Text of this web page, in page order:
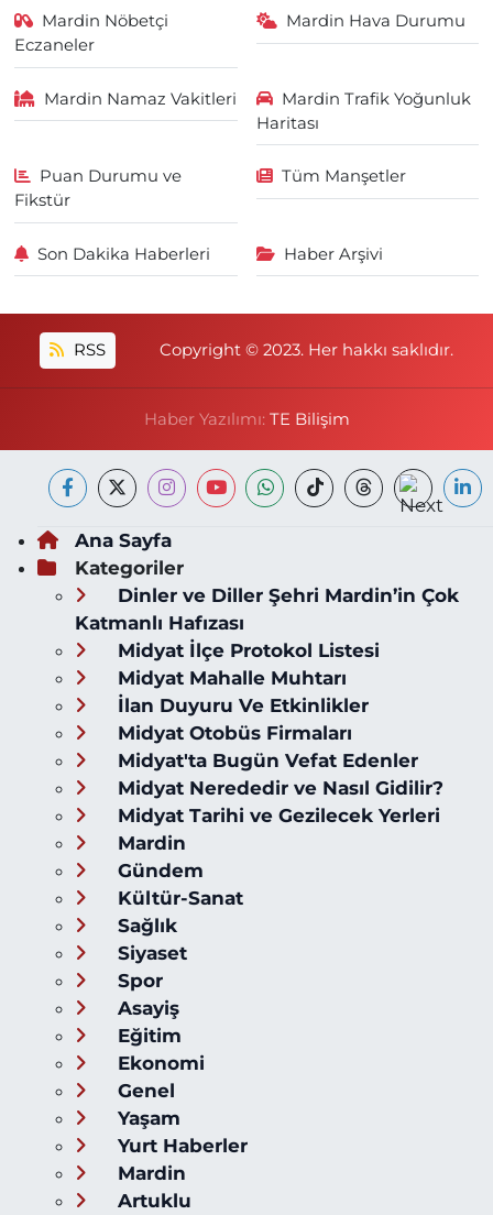
Mardin Nöbetçi
Eczaneler
Mardin Hava Durumu
Mardin Namaz Vakitleri
Mardin Trafik Yoğunluk
Haritası
Puan Durumu ve
Fikstür
Tüm Manşetler
Son Dakika Haberleri Haber Arşivi
RSS Copyright © 2023. Her hakkı saklıdır.
Haber Yazılımı: TE Bilişim
Ana Sayfa
Kategoriler
Dinler ve Diller Şehri Mardin’in Çok
Katmanlı Hafızası
Midyat İlçe Protokol Listesi
Midyat Mahalle Muhtarı
İlan Duyuru Ve Etkinlikler
Midyat Otobüs Firmaları
Midyat'ta Bugün Vefat Edenler
Midyat Nerededir ve Nasıl Gidilir?
Midyat Tarihi ve Gezilecek Yerleri
Mardin
Gündem
Kültür-Sanat
Sağlık
Siyaset
Spor
Asayiş
Eğitim
Ekonomi
Genel
Yaşam
Yurt Haberler
Mardin
Artuklu